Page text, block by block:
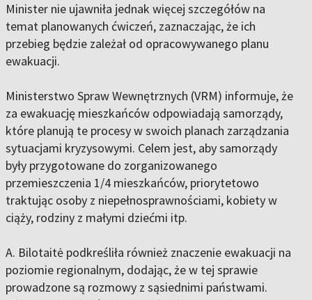
Minister nie ujawniła jednak więcej szczegółów na
temat planowanych ćwiczeń, zaznaczając, że ich
przebieg będzie zależał od opracowywanego planu
ewakuacji.
Ministerstwo Spraw Wewnętrznych (VRM) informuje, że
za ewakuację mieszkańców odpowiadają samorządy,
które planują te procesy w swoich planach zarządzania
sytuacjami kryzysowymi. Celem jest, aby samorządy
były przygotowane do zorganizowanego
przemieszczenia 1/4 mieszkańców, priorytetowo
traktując osoby z niepełnosprawnościami, kobiety w
ciąży, rodziny z małymi dziećmi itp.
A. Bilotaitė podkreśliła również znaczenie ewakuacji na
poziomie regionalnym, dodając, że w tej sprawie
prowadzone są rozmowy z sąsiednimi państwami.